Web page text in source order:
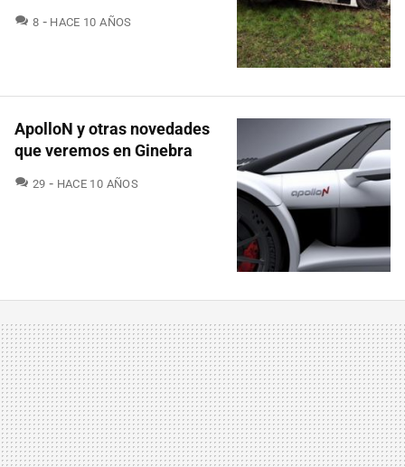
8 COMENTARIOS
HACE 10 AÑOS
ApolloN y otras novedades
que veremos en Ginebra
29 COMENTARIOS
HACE 10 AÑOS